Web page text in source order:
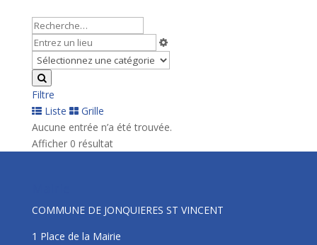
Filtre
Liste
Grille
Aucune entrée n’a été trouvée.
Afficher 0 résultat
COMMUNE DE JONQUIERES ST VINCENT
1 Place de la Mairie